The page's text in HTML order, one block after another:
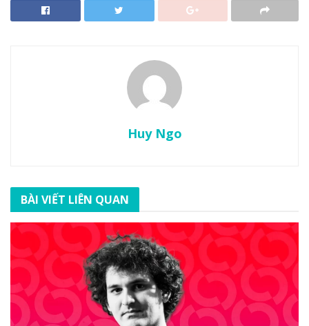
Huy Ngo
BÀI VIẾT LIÊN QUAN